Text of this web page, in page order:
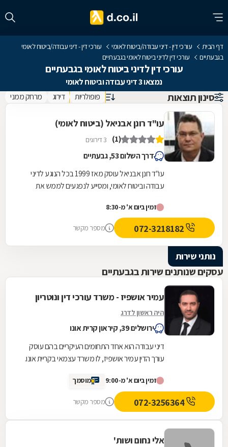
דף הבית עורכי דין - דיני עבודה/ביטוח לאומי
עורכי דין - דיני עבודה/ביטוח לאומי
בגבעתיים
עורכי דין לדיני ביטוח לאומי בגבעתיים
עורכי דין לדיני ביטוח לאומי בגבעתיים
נמצאו 3 דיני עבודה וביטוח לאומי
סינון תוצאות פופולריות דירוג מרחק ממני
עו"ד רונן אבניאל (ביטוח לאומי)
(1) 3 דירוגים
דרך השלום 53, גבעתיים
עו"ד רונן אבניאל עוסק מאז 1999 בכל הנוגע לדיני
עבודה וביטוח לאומי, ומסייע לנפגעים לממש את
זמין ביום א' מ-8:30
מספר מקשר
נותני שירות
עסקים שנותנים שירות בגבעתיים
עמיר אושפיז - משרד עורכי דין ונוטריון
היה ראשון לדרג
ירושלים 39, קיראון קרית אונו
דיני עבודה הוא אחד התחומים העיקריים בהם עוסק
עורך הדין עמיר אושפיז, לו משרד עצמאי בקריית אונו.
זמין ביום א' מ-9:00 מוסמך
072-3256364 מספר מקשר
אלי נחום ושות'